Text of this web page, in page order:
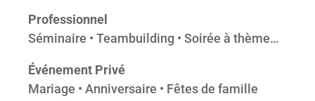
Professionnel
Séminaire • Teambuilding • Soirée à thème…
Événement Privé
Mariage • Anniversaire • Fêtes de famille